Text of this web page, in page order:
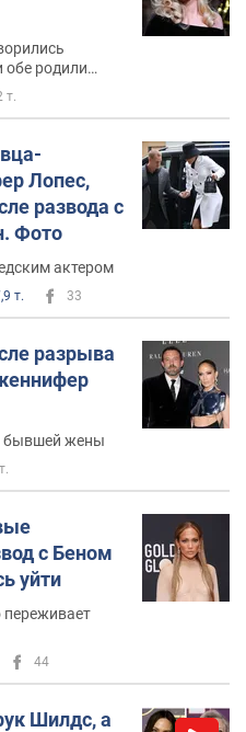
обе родили
т.
Лопес,
развода с
Фото
актером
т. 33
разрыва
бывшей жены
с Беном
уйти
переживает
44
Шилдс, а